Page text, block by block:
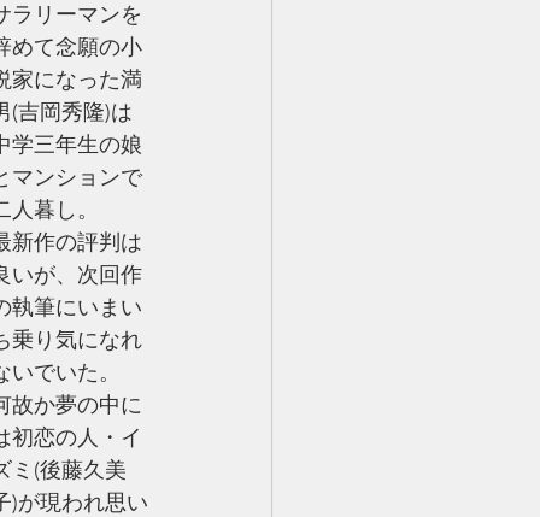
ラリーマンを
めて念願の小
家になった満
(吉岡秀隆)は
学三年生の娘
マンションで
人暮し。
新作の評判は
いが、次回作
執筆にいまい
乗り気になれ
いでいた。
故か夢の中に
初恋の人・イ
ミ(後藤久美
)が現われ思い